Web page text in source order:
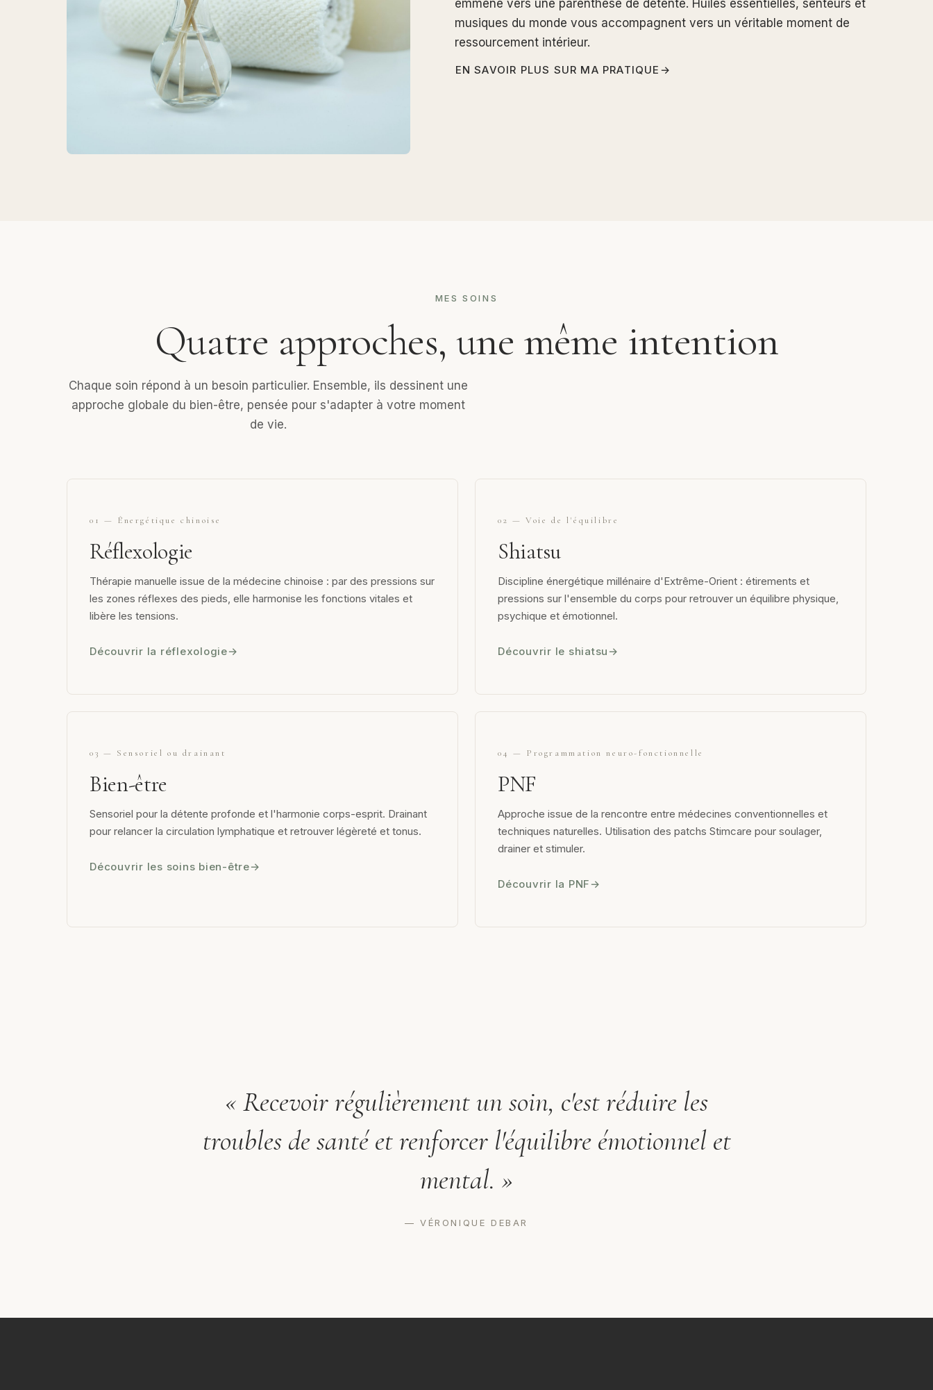
emmène vers une parenthèse de détente. Huiles essentielles, senteurs et
musiques du monde vous accompagnent vers un véritable moment de
ressourcement intérieur.
EN SAVOIR PLUS SUR MA PRATIQUE
MES SOINS
Quatre approches, une même intention
Chaque soin répond à un besoin particulier. Ensemble, ils dessinent une
approche globale du bien-être, pensée pour s'adapter à votre moment
de vie.
01 — Énergétique chinoise
Réflexologie
Thérapie manuelle issue de la médecine chinoise : par des pressions sur
les zones réflexes des pieds, elle harmonise les fonctions vitales et
libère les tensions.
Découvrir la réflexologie
02 — Voie de l'équilibre
Shiatsu
Discipline énergétique millénaire d'Extrême-Orient : étirements et
pressions sur l'ensemble du corps pour retrouver un équilibre physique,
psychique et émotionnel.
Découvrir le shiatsu
03 — Sensoriel ou drainant
Bien-être
Sensoriel pour la détente profonde et l'harmonie corps-esprit. Drainant
pour relancer la circulation lymphatique et retrouver légèreté et tonus.
Découvrir les soins bien-être
04 — Programmation neuro-fonctionnelle
PNF
Approche issue de la rencontre entre médecines conventionnelles et
techniques naturelles. Utilisation des patchs Stimcare pour soulager,
drainer et stimuler.
Découvrir la PNF
« Recevoir régulièrement un soin, c'est réduire les
troubles de santé et renforcer l'équilibre émotionnel et
mental. »
— VÉRONIQUE DEBAR